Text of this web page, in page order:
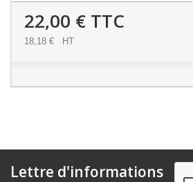
22,00 € TTC
18,18 € HT
Lettre d'informations